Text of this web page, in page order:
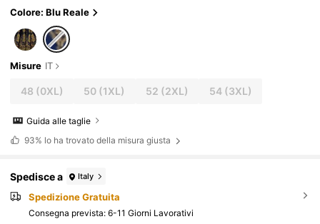
Colore: Blu Reale
Misure IT
48 (0XL) 50 (1XL) 52 (2XL) 54(3XL)
Guida alle taglie
93% lo ha trovato della misura giusta
Spedisce a Italy
Spedizione Gratuita
Consegna prevista: 6-11 Giorni Lavorativi